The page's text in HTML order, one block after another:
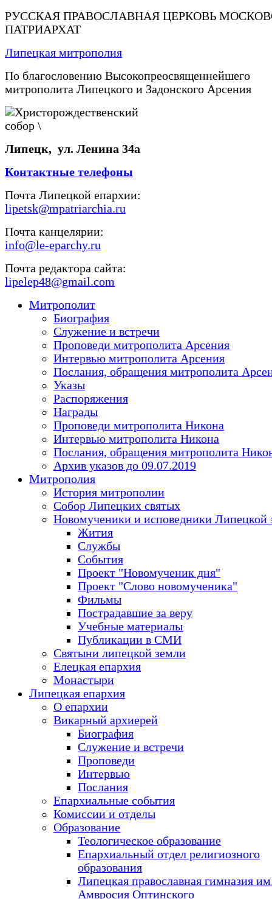
РУССКАЯ ПРАВОСЛАВНАЯ ЦЕРКОВЬ
ПАТРИАРХАТ
Липецкая митрополия
По благословению Высокопреосвященнейшего
митрополита Липецкого и Задонского Арсения
Липецк, ул. Ленина 34а
Контактные телефоны
Почта Липецкой епархии:
lipetsk@mpatriarchia.ru
Почта канцелярии:
info@le-eparchy.ru
Почта редактора сайта:
lipelep48@gmail.com
Митрополит
Биография
Служение и встречи
Проповеди митрополита Арсения
Интервью митрополита Арсения
Послания, обращения митрополита
Указы
Распоряжения
Награды
Проповеди митрополита Никона
Интервью митрополита Никона
Послания, обращения митрополита
Архив указов до 09.07.2019
Митрополия
История митрополии
Собор Липецких святых
Новомученики и исповедники Липецкой
Жития
Службы
События
Проект "Новомученик дня"
Проект "Слово новомученика"
Фильмы
Пострадавшие за веру
Учебные материалы
Публикации в СМИ
Святыни липецкой земли
Елецкая епархия
Монастыри
Липецкая епархия
О епархии
Викарный архиерей
Биография
Служение и встречи
Проповеди
Интервью
Послания
Епархиальные события
Комиссии и отделы
Образование
Теологическое образование
Епархиальный отдел религиозного
образования
Липецкая православная гимназия
Амвросия Оптинского